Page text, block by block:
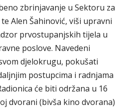
zbrinjavanje u Sektoru za
Alen Šahinović, viši upravni
prvostupanjskih tijela u
poslove. Navedeni
djelokrugu, pokušati
postupcima i radnjama
će biti održana u 16
dvorani (bivša kino dvorana)